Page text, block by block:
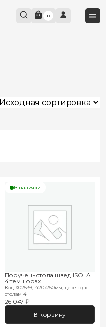
0
В наличии
Поручень стола швед. ISOLA
4 темн.орех
Код X02539; 1420х250мм, дерево, к
столам 4
26 047 ₽
В корзину